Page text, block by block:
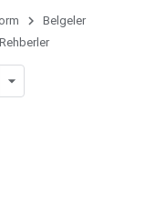
Belgeler
Rehberler